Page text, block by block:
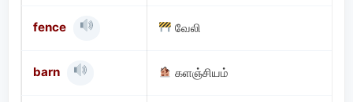
fence வேலி
barn களஞ்சியம்